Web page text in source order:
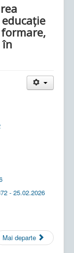
în
- 25.02.2026
Mai departe